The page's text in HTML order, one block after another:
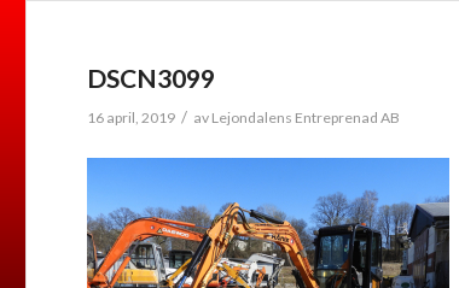
DSCN3099
16 april, 2019 / av Lejondalens Entreprenad AB